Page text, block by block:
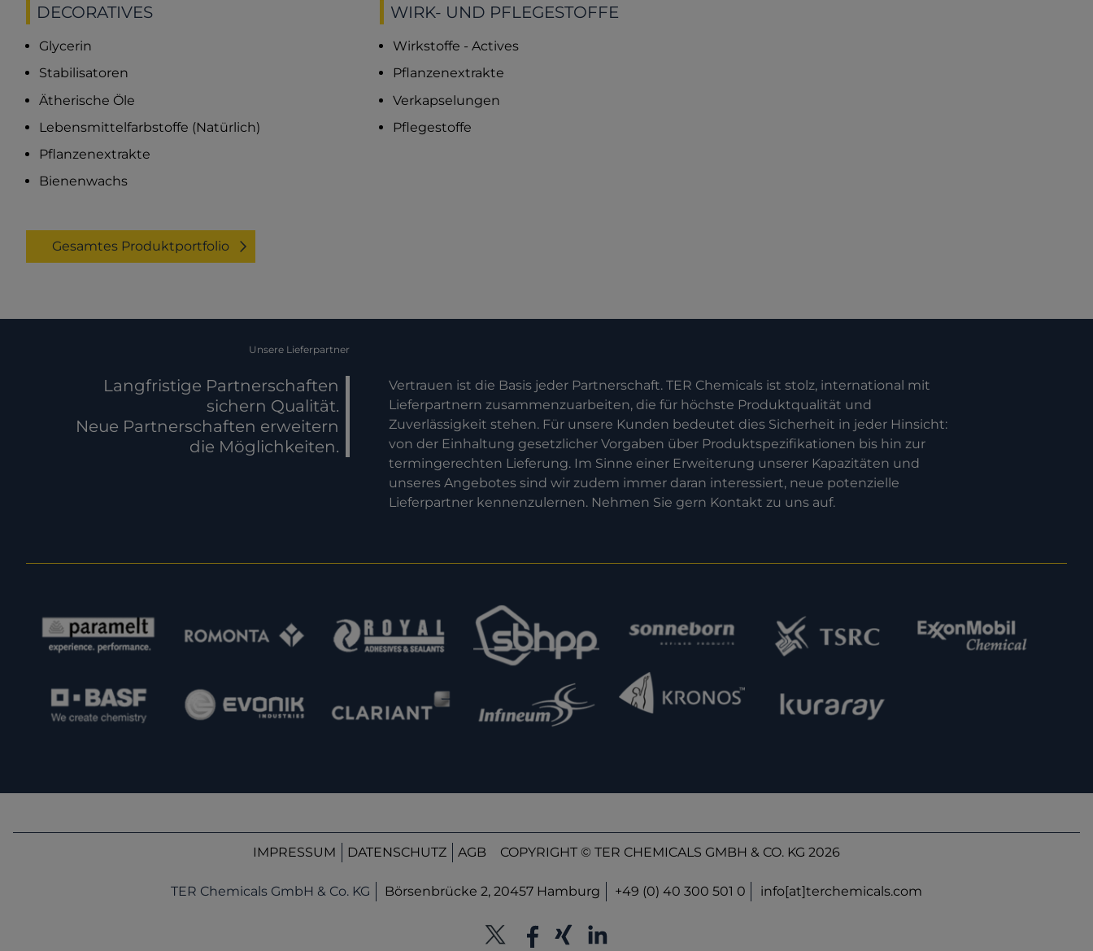
DECORATIVES
Glycerin
Stabilisatoren
Ätherische Öle
Lebensmittelfarbstoffe (Natürlich)
Pflanzenextrakte
Bienenwachs
WIRK- UND PFLEGESTOFFE
Wirkstoffe - Actives
Pflanzenextrakte
Verkapselungen
Pflegestoffe
Gesamtes Produktportfolio
Unsere Lieferpartner
Langfristige Partnerschaften
sichern Qualität.
Neue Partnerschaften erweitern
die Möglichkeiten.
Vertrauen ist die Basis jeder Partnerschaft. TER Chemicals ist stolz, international mit
Lieferpartnern zusammenzuarbeiten, die für höchste Produktqualität und
Zuverlässigkeit stehen. Für unsere Kunden bedeutet dies Sicherheit in jeder Hinsicht:
von der Einhaltung gesetzlicher Vorgaben über Produktspezifikationen bis hin zur
termingerechten Lieferung. Im Sinne einer Erweiterung unserer Kapazitäten und
unseres Angebotes sind wir zudem immer daran interessiert, neue potenzielle
Lieferpartner kennenzulernen. Nehmen Sie gern Kontakt zu uns auf.
IMPRESSUM DATENSCHUTZ AGB COPYRIGHT © TER CHEMICALS GMBH & CO. KG 2026
TER Chemicals GmbH & Co. KG Börsenbrücke 2, 20457 Hamburg +49 (0) 40 300 501 0 info[at]terchemicals.com